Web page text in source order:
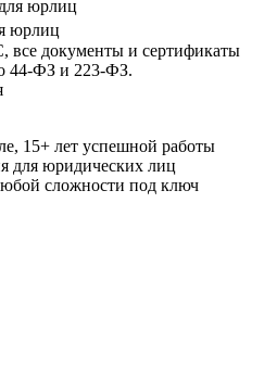
юрлиц
все документы и сертификаты
44-ФЗ и 223-ФЗ.
15+ лет успешной работы
для юридических лиц
сложности под ключ